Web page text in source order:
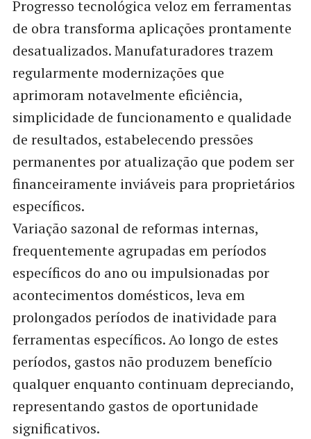
Progresso tecnológica veloz em ferramentas
de obra transforma aplicações prontamente
desatualizados. Manufaturadores trazem
regularmente modernizações que
aprimoram notavelmente eficiência,
simplicidade de funcionamento e qualidade
de resultados, estabelecendo pressões
permanentes por atualização que podem ser
financeiramente inviáveis para proprietários
específicos.
Variação sazonal de reformas internas,
frequentemente agrupadas em períodos
específicos do ano ou impulsionadas por
acontecimentos domésticos, leva em
prolongados períodos de inatividade para
ferramentas específicos. Ao longo de estes
períodos, gastos não produzem benefício
qualquer enquanto continuam depreciando,
representando gastos de oportunidade
significativos.